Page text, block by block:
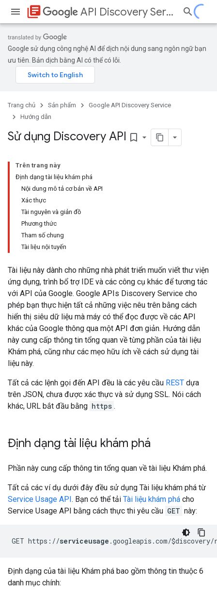
library_books API Discovery Service
Google sử dụng công nghệ AI để dịch nội dung sang ngôn ngữ bạn
ưu tiên. Bản dịch bằng AI có thể có lỗi.
Trang chủ Sản phẩm
Google API Discovery Service
Hướng dẫn
Sử dụng Discovery API bookmark_border
Trên trang này
Định dạng tài liệu khám phá
Nội dung mô tả cơ bản về API
Xác thực
Tài nguyên và giản đồ
Phương thức
Tham số chung
Tài liệu nội tuyến
Tài liệu này dành cho những nhà phát triển muốn viết thư viện
ứng dụng, trình bổ trợ IDE và các công cụ khác để tương tác
với API của Google. Google APIs Discovery Service cho
phép bạn thực hiện tất cả những việc nêu trên bằng cách
hiển thị siêu dữ liệu mà máy có thể đọc được về các API
khác của Google thông qua một API đơn giản. Hướng dẫn
này cung cấp thông tin tổng quan về từng phần của tài liệu
Khám phá, cũng như các mẹo hữu ích về cách sử dụng tài
liệu này.
Tất cả các lệnh gọi đến API đều là các yêu cầu REST dựa
trên JSON, chưa được xác thực và sử dụng SSL. Nói cách
khác, URL bắt đầu bằng https .
Định dạng tài liệu khám phá
Phần này cung cấp thông tin tổng quan về tài liệu Khám phá.
Tất cả các ví dụ dưới đây đều sử dụng Tài liệu khám phá từ
Service Usage API. Bạn có thể tải Tài liệu khám phá cho
Service Usage API bằng cách thực thi yêu cầu GET này:
GET https://serviceusage .googleapis.com/
Định dạng của tài liệu Khám phá bao gồm thông tin thuộc 6
danh mục chính: